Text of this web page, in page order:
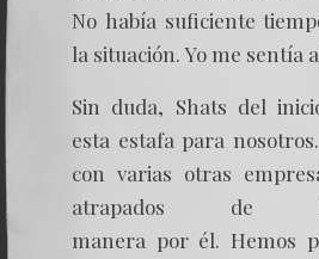
No había suficiente
la situación. Yo me sentía
Sin duda, Shats del
esta estafa para
con varias otras
atrapados de
manera por él. Hemos